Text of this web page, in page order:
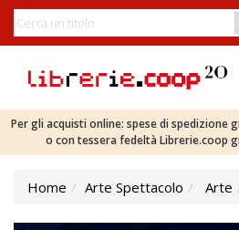
Per gli acquisti online: spese di spedizione
o con tessera fedeltà Librerie.coop
Home Arte Spettacolo Arte